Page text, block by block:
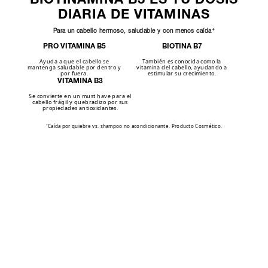
DIARIA DE VITAMINAS
Para un cabello hermoso, saludable y con menos caída+
PRO VITAMINA B5
Ayuda a que el cabello se
mantenga saludable por dentro y
por fuera.
BIOTINA B7
También es conocida como la
vitamina del cabello, ayudando a
estimular su crecimiento.
VITAMINA B3
Se convierte en un must have para el
cabello frágil y quebradizo por sus
propiedades antioxidantes.
⁺Caída por quiebre vs. shampoo no acondicionante. Producto Cosmético.